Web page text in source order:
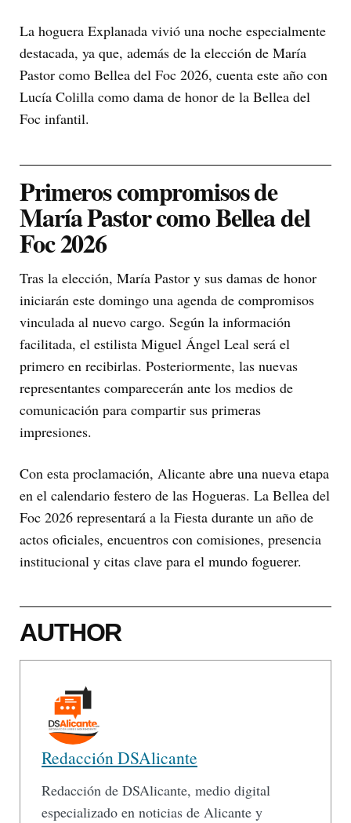
La hoguera Explanada vivió una noche especialmente
destacada, ya que, además de la elección de María
Pastor como Bellea del Foc 2026, cuenta este año con
Lucía Colilla como dama de honor de la Bellea del
Foc infantil.
Primeros compromisos de
María Pastor como Bellea del
Foc 2026
Tras la elección, María Pastor y sus damas de honor
iniciarán este domingo una agenda de compromisos
vinculada al nuevo cargo. Según la información
facilitada, el estilista Miguel Ángel Leal será el
primero en recibirlas. Posteriormente, las nuevas
representantes comparecerán ante los medios de
comunicación para compartir sus primeras
impresiones.
Con esta proclamación, Alicante abre una nueva etapa
en el calendario festero de las Hogueras. La Bellea del
Foc 2026 representará a la Fiesta durante un año de
actos oficiales, encuentros con comisiones, presencia
institucional y citas clave para el mundo foguerer.
AUTHOR
Redacción DSAlicante
Redacción de DSAlicante, medio digital
especializado en noticias de Alicante y